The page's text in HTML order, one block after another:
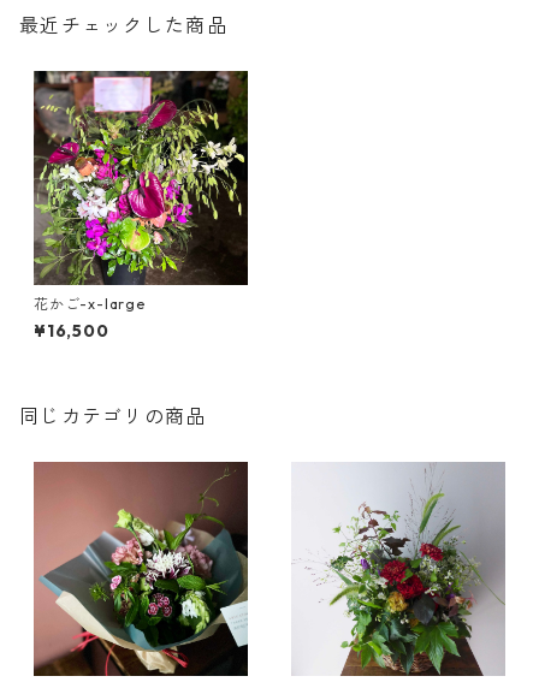
最近チェックした商品
花かご-x-large
¥16,500
同じカテゴリの商品